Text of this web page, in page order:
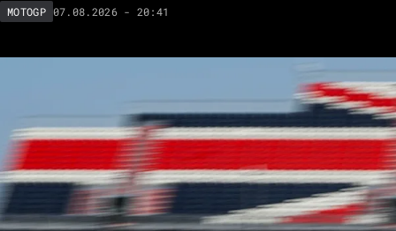
MOTOGP 07.08.2026 - 20:41